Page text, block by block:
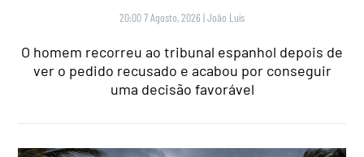
20:00 7 Agosto, 2026 |João Luís
O homem recorreu ao tribunal espanhol depois de
ver o pedido recusado e acabou por conseguir
uma decisão favorável